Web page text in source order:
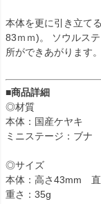
本体を更に引き立て
83ｍｍ)。 ソウルス
所ができあがります。
■商品詳細
◎材質
本体：国産ケヤキ
ミニステージ：ブナ
◎サイズ
本体：高さ43mm
重さ：35g